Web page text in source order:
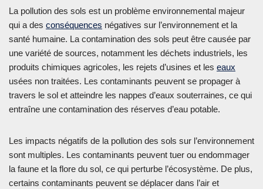
La pollution des sols est un problème environnemental majeur
qui a des conséquences négatives sur l’environnement et la
santé humaine. La contamination des sols peut être causée par
une variété de sources, notamment les déchets industriels, les
produits chimiques agricoles, les rejets d’usines et les eaux
usées non traitées. Les contaminants peuvent se propager à
travers le sol et atteindre les nappes d’eaux souterraines, ce qui
entraîne une contamination des réserves d’eau potable.
Les impacts négatifs de la pollution des sols sur l’environnement
sont multiples. Les contaminants peuvent tuer ou endommager
la faune et la flore du sol, ce qui perturbe l’écosystème. De plus,
certains contaminants peuvent se déplacer dans l’air et